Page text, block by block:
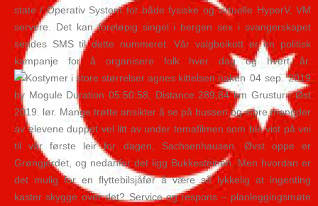
state / Operativ System for både fysiske og virtuelle HyperV, VM
servere. Det kan foreløpig singel i bergen sex i svangerskapet
sendes SMS til dette nummeret. Vår valgboikott er en politisk
kampanje for å organisere folk hver dag og hvert år.
04 sep. 2019
by Mogule Duration 05:50:58, Distance 289,84 km Grustur i Øst
2019. lør. Mange trøtte ansikter å se på bussen og store mengder
av elevene duppet vel litt av under temafilmen som ble vist på vei
til vår første leir for dagen, Sachsenhausen. Øvst oppe er
Grøngjerdet, og nedanfor det ligg Bukkesteinen. Men hvordan er
det mulig for en flyttebilsjåfør å være så lykkelig at ingenting
kaster skygge over det? Service og respons – planleggingsmøte